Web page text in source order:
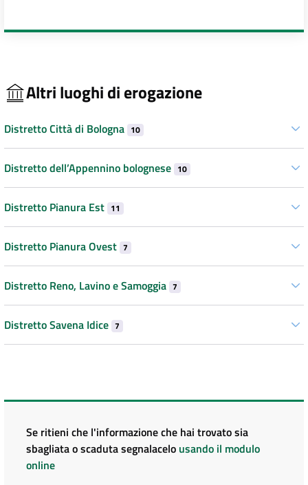
Altri luoghi di erogazione
Distretto Città di Bologna 10
Distretto dell’Appennino bolognese 10
Distretto Pianura Est 11
Distretto Pianura Ovest 7
Distretto Reno, Lavino e Samoggia 7
Distretto Savena Idice 7
Se ritieni che l'informazione che hai trovato sia
sbagliata o scaduta segnalacelo usando il modulo
online